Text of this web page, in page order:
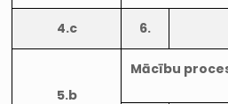
4.c 6.
5.b
Mācību